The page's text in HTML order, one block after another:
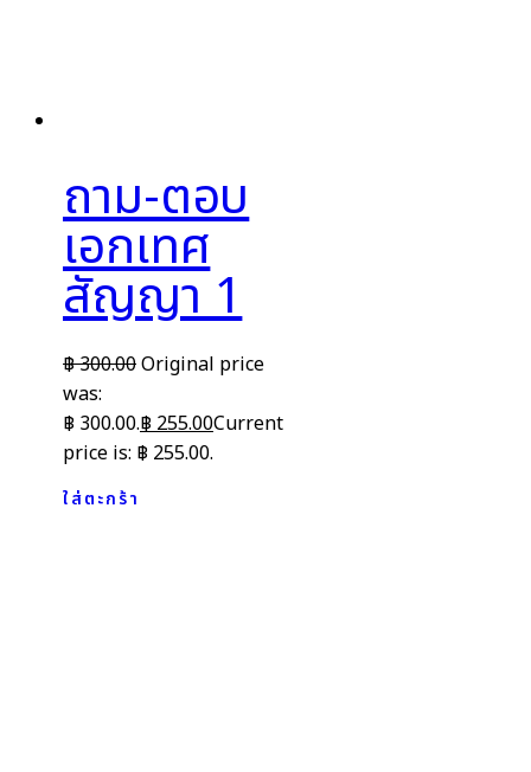
ถาม-ตอบ
เอกเทศ
สัญญา 1
฿300.00Original price
was:
฿ 300.00.฿255.00Current
price is: ฿ 255.00.
ใส่ตะกร้า